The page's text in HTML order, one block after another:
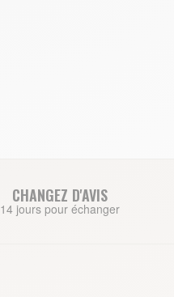
CHANGEZ D'AVIS
14 jours pour échanger